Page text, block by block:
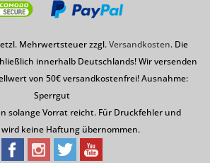
Mehrwertsteuer zzgl.Versandkosten. Die
innerhalb Deutschlands! Wir versenden
von 50€ versandkostenfrei! Ausnahme:
Sperrgut
solange Vorrat reicht. Für Druckfehler und
keine Haftung übernommen.